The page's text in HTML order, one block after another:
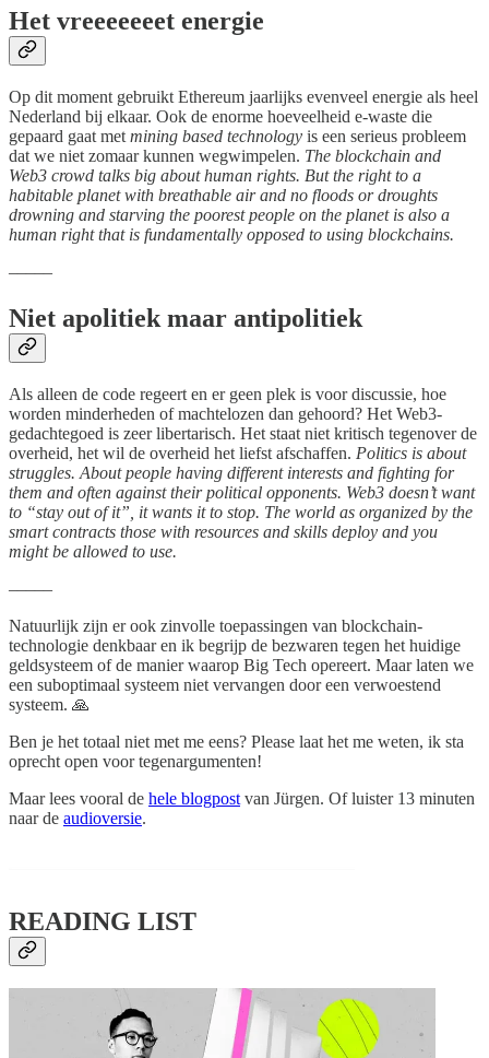
Het vreeeeeeet energie
Op dit moment gebruikt Ethereum jaarlijks evenveel energie als heel
Nederland bij elkaar. Ook de enorme hoeveelheid e-waste die
gepaard gaat met mining based technology is een serieus probleem
dat we niet zomaar kunnen wegwimpelen. The blockchain and
Web3 crowd talks big about human rights. But the right to a
habitable planet with breathable air and no floods or droughts
drowning and starving the poorest people on the planet is also a
human right that is fundamentally opposed to using blockchains.
–––––
Niet apolitiek maar antipolitiek
Als alleen de code regeert en er geen plek is voor discussie, hoe
worden minderheden of machtelozen dan gehoord? Het Web3-
gedachtegoed is zeer libertarisch. Het staat niet kritisch tegenover de
overheid, het wil de overheid het liefst afschaffen. Politics is about
struggles. About people having different interests and fighting for
them and often against their political opponents. Web3 doesn’t want
to “stay out of it”, it wants it to stop. The world as organized by the
smart contracts those with resources and skills deploy and you
might be allowed to use.
–––––
Natuurlijk zijn er ook zinvolle toepassingen van blockchain-
technologie denkbaar en ik begrijp de bezwaren tegen het huidige
geldsysteem of de manier waarop Big Tech opereert. Maar laten we
een suboptimaal systeem niet vervangen door een verwoestend
systeem. 🙏
Ben je het totaal niet met me eens? Please laat het me weten, ik sta
oprecht open voor tegenargumenten!
Maar lees vooral de hele blogpost van Jürgen. Of luister 13 minuten
naar de audioversie.
READING LIST